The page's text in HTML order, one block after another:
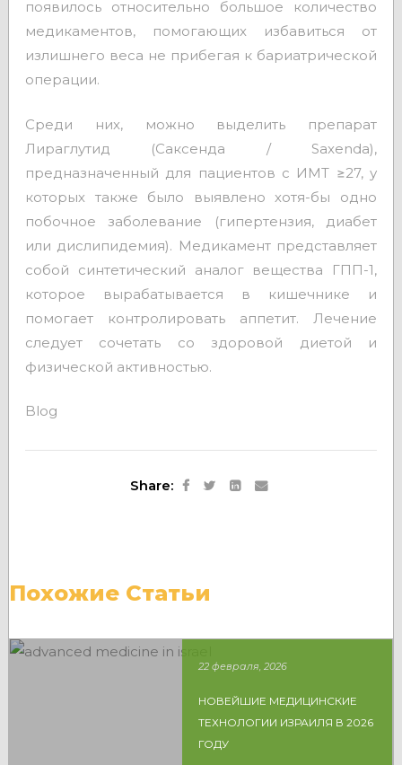
появилось относительно большое количество
медикаментов, помогающих избавиться от
излишнего веса не прибегая к бариатрической
операции.
Среди них, можно выделить препарат
Лираглутид (Саксенда / Saxenda),
предназначенный для пациентов с ИМТ ≥27, у
которых также было выявлено хотя-бы одно
побочное заболевание (гипертензия, диабет
или дислипидемия). Медикамент представляет
собой синтетический аналог вещества ГПП-1,
которое вырабатывается в кишечнике и
помогает контролировать аппетит. Лечение
следует сочетать со здоровой диетой и
физической активностью.
Blog
Share:
Похожие Статьи
НОВЕЙШИЕ МЕДИЦИНСКИЕ
ТЕХНОЛОГИИ ИЗРАИЛЯ В 2026
ГОДУ
22 февраля, 2026